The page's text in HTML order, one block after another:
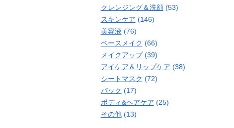
クレンジング＆洗顔(53)
スキンケア (146)
美容液 (76)
ベースメイク (66)
メイクアップ(39)
アイケア＆リップケア (38)
シートマスク (72)
パック (17)
ボディ&ヘアケア (25)
その他(13)